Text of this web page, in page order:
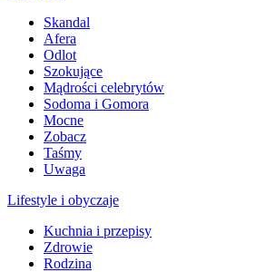
Skandal
Afera
Odlot
Szokujące
Mądrości celebrytów
Sodoma i Gomora
Mocne
Zobacz
Taśmy
Uwaga
Lifestyle i obyczaje
Kuchnia i przepisy
Zdrowie
Rodzina